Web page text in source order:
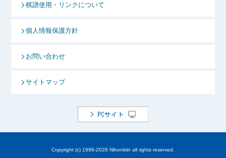
棋譜使用・リンクについて
個人情報保護方針
お問い合わせ
サイトマップ
Copyright (c) 1996-2026 Nihonkiin all rights reserved.